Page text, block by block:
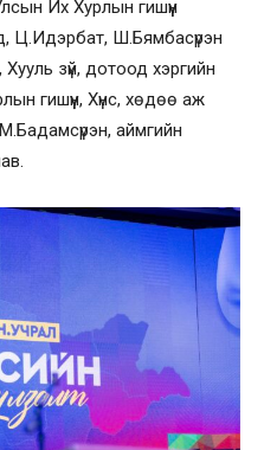
Их Хурлын гишүүн
Ц.Идэрбат, Ш.Бямбасүрэн
зүй, дотоод хэргийн
гишүүн, Хүнс, хөдөө аж
аймгийн